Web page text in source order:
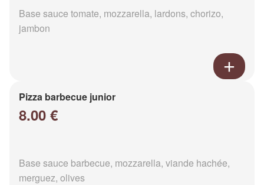
Base sauce tomate, mozzarella, lardons, chorizo,
jambon
Pizza barbecue junior
8.00 €
Base sauce barbecue, mozzarella, viande hachée,
merguez, olives